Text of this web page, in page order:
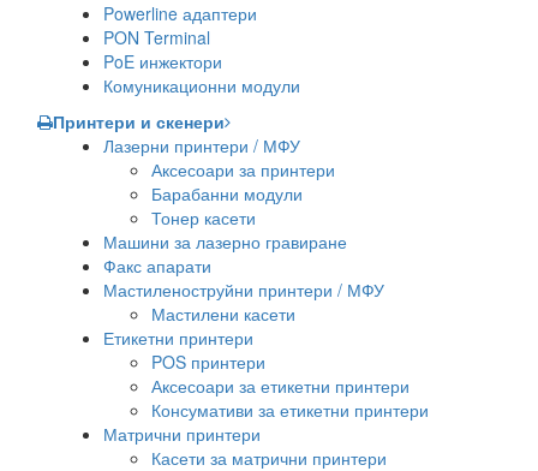
Powerline адаптери
PON Terminal
PoE инжектори
Комуникационни модули
Принтери и скенери
Лазерни принтери / МФУ
Аксесоари за принтери
Барабанни модули
Тонер касети
Машини за лазерно гравиране
Факс апарати
Мастиленоструйни принтери / МФУ
Мастилени касети
Етикетни принтери
POS принтери
Аксесоари за етикетни принтери
Консумативи за етикетни принтери
Матрични принтери
Касети за матрични принтери